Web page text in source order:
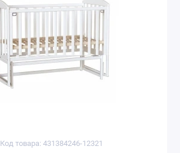
Код товара: 431384246-12321